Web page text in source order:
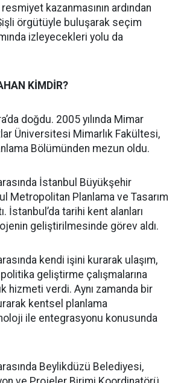
resmiyet kazanmasının ardından
örgütüyle buluşarak seçim
izleyecekleri yolu da
KİMDİR?
doğdu. 2005 yılında Mimar
Üniversitesi Mimarlık Fakültesi,
Bölümünden mezun oldu.
İstanbul Büyükşehir
Metropolitan Planlama ve Tasarım
İstanbul’da tarihi kent alanları
geliştirilmesinde görev aldı.
kendi işini kurarak ulaşım,
geliştirme çalışmalarına
hizmeti verdi. Aynı zamanda bir
kentsel planlama
ile entegrasyonu konusunda
Beylikdüzü Belediyesi,